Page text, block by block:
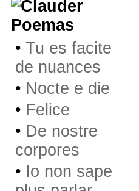
Poemas
• Tu es facite
de nuances
• Nocte e die
• Felice
• De nostre
corpores
• Io non sape